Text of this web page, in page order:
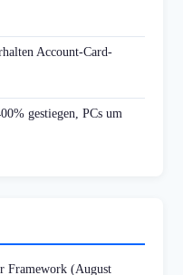
Account-Card-
gestiegen, PCs um
Framework (August